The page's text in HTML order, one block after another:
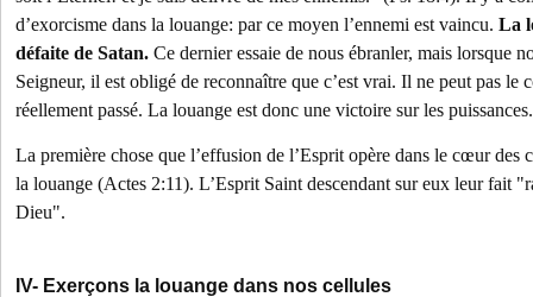
d’exorcisme dans la louange: par ce moyen l’ennemi est vaincu. La
défaite de Satan. Ce dernier essaie de nous ébranler, mais lorsque
Seigneur, il est obligé de reconnaître que c’est vrai. Il ne peut pas le
réellement passé. La louange est donc une victoire sur les puissances.
La première chose que l’effusion de l’Esprit opère dans le cœur des
la louange (Actes 2:11). L’Esprit Saint descendant sur eux leur fait
Dieu".
IV- Exerçons la louange dans nos cellules